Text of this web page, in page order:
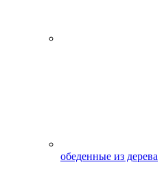
обеденные из дерева